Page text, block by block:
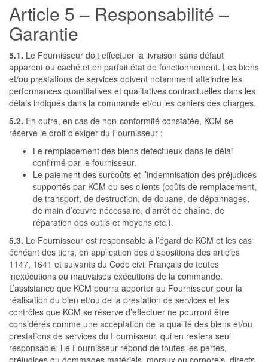
Article 5 – Responsabilité –
Garantie
5.1. Le Fournisseur doit effectuer la livraison sans défaut
apparent ou caché et en parfait état de fonctionnement. Les biens
et/ou prestations de services doivent notamment atteindre les
performances quantitatives et qualitatives contractuelles dans les
délais indiqués dans la commande et/ou les cahiers des charges.
5.2. En outre, en cas de non-conformité constatée, KCM se
réserve le droit d’exiger du Fournisseur :
Le remplacement des biens défectueux dans le délai
confirmé par le fournisseur.
Le paiement des surcoûts et l’indemnisation des préjudices
supportés par KCM ou ses clients (coûts de remplacement,
de transport, de destruction, de douane, de dépannages,
de main d’œuvre nécessaire, d’arrêt de chaîne, de
réparation des outils et moyens etc.).
5.3. Le Fournisseur est responsable à l’égard de KCM et les cas
échéant des tiers, en application des dispositions des articles
1147, 1641 et suivants du Code civil Français de toutes
inexécutions ou mauvaises exécutions de la commande.
L’assistance que KCM pourra apporter au Fournisseur pour la
réalisation du bien et/ou de la prestation de services et les
contrôles que KCM se réserve d’effectuer ne pourront être
considérés comme une acceptation de la qualité des biens et/ou
prestations de services du Fournisseur, qui en restera seul
responsable. Le Fournisseur répond de toutes les pertes,